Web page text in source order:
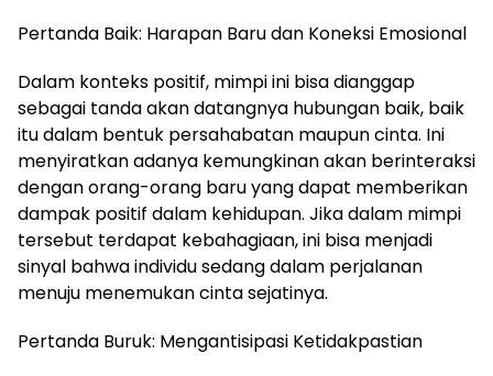
Pertanda Baik: Harapan Baru dan Koneksi Emosional
Dalam konteks positif, mimpi ini bisa dianggap
sebagai tanda akan datangnya hubungan baik, baik
itu dalam bentuk persahabatan maupun cinta. Ini
menyiratkan adanya kemungkinan akan berinteraksi
dengan orang-orang baru yang dapat memberikan
dampak positif dalam kehidupan. Jika dalam mimpi
tersebut terdapat kebahagiaan, ini bisa menjadi
sinyal bahwa individu sedang dalam perjalanan
menuju menemukan cinta sejatinya.
Pertanda Buruk: Mengantisipasi Ketidakpastian